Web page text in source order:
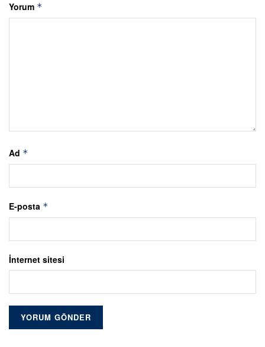
Yorum *
Ad *
E-posta *
İnternet sitesi